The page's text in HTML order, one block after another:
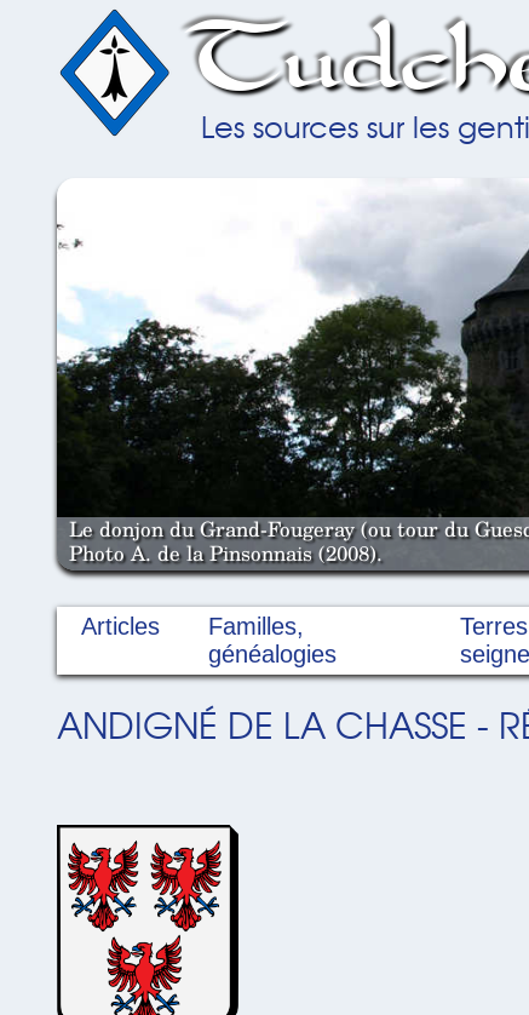
Les sources sur les
Le donjon du Grand-Fougeray (ou tour du
Photo A. de la Pinsonnais (2008).
Articles
Familles,
généalogies
ANDIGNÉ DE LA CHASSE -